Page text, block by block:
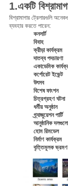
1.একটি
বিশ্রামাগার ট্রেলারগুলি
ব্যবহার করতে পারেন:
কনসার্ট
বিবাহ
ক্রীড়া কার্যক্রম
দাতব্য পদচারণা
একাডেমিক
কর্পোরেট ইভেন্ট
উৎসব
বিশেষ ফাংশন
চিত্রগ্রহণ ঘটনা
ধর্মীয় অনুষ্ঠান
গ্র্যাজুয়েশন পার্টি
আনুষ্ঠানিক দলগুলো
হোম রিমডেল
নির্মাণ কার্যক্রম
বৃত্তিমূলক ভ্রমণ